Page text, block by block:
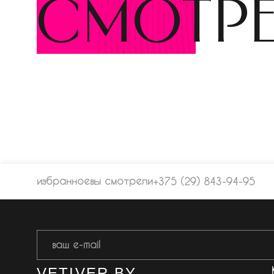
избранноевы смотрели+375 (29) 843-94-95